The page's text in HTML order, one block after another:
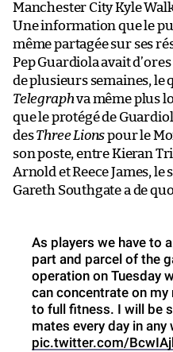
Manchester City Kyle
Une information que le
même partagée sur ses
Pep Guardiola avait
de plusieurs semaines, le
Telegraphva même plus
que le protégé de
desThree Lionspour le
son poste, entre Kieran
Arnold et Reece James,
Gareth Southgate a de
As players we have to
part and parcel of the
operation on Tuesday
can concentrate on
to full fitness. I will be
mates every day in any
pic.twitter.com/